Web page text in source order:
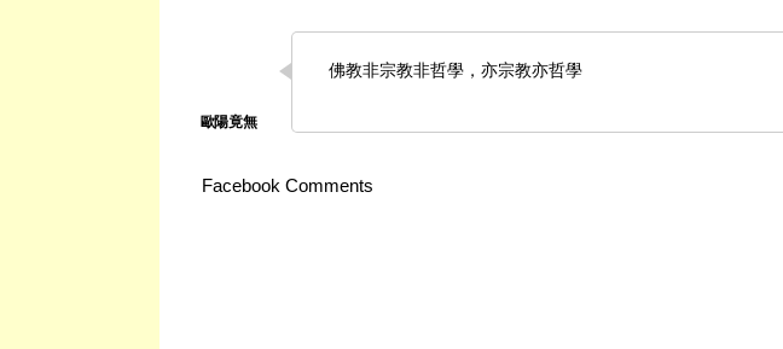
佛教非宗教非哲學，亦宗教亦哲學
Facebook Comments